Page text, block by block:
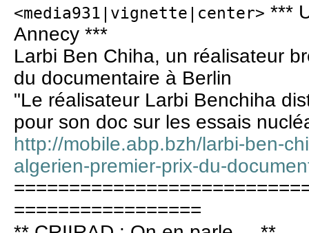
<media931|vignette|center> ***
Annecy ***
Larbi Ben Chiha, un réalisateur
du documentaire à Berlin
"Le réalisateur Larbi Benchiha
pour son doc sur les essais
http://mobile.abp.bzh/larbi-ben-
algerien-premier-prix-du-
=================